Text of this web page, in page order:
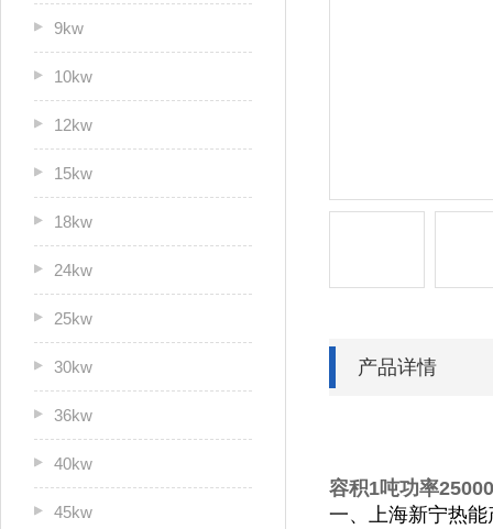
9kw
10kw
12kw
15kw
18kw
24kw
25kw
30kw
36kw
40kw
45kw
产品详情
容积1吨功率
一、上海新宁热